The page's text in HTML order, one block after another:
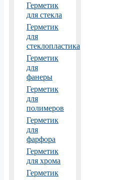
Герметик
для стекла
Герметик
для
стеклопластика
Герметик
для
фанеры
Герметик
для
полимеров
Герметик
для
фарфора
Герметик
для хрома
Герметик